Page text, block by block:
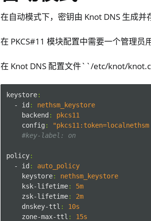
在自动模式下，密钥由 Knot DNS 生成并
在 PKCS#11 模块配置中需要一个管理员
在 Knot DNS 配置文件``/etc/knot/
keystore:
- id :
nethsm_keystore
backend :
pkcs11
config :
#key-label: on
policy:
- id :
auto_policy
keystore:
nethsm_keystore
ksk-lifetime:
5m
zsk-lifetime:
2m
dnskey-ttl :
10s
zone-max-ttl :
15s